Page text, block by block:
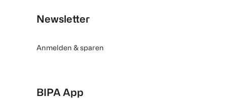
Newsletter
Anmelden & sparen
BIPA App